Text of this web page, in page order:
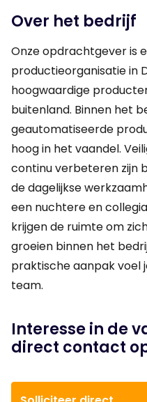
Over het bedrijf
Onze opdrachtgever is
productieorganisatie in
hoogwaardige
buitenland. Binnen het
geautomatiseerde
hoog in het vaandel.
continu verbeteren zijn
de dagelijkse
een nuchtere en
krijgen de ruimte om
groeien binnen het
praktische aanpak voel
team.
Interesse in de
direct contact